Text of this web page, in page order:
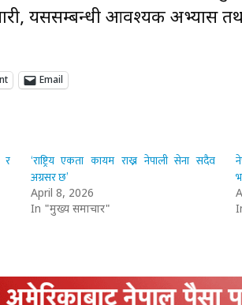
यससम्बन्धी आवश्यक अभ्यास तथा
Email
र
‘राष्ट्रिय एकता कायम राख्न नेपाली सेना सदैव
अग्रसर छ’
April 8, 2026
In "मुख्य समाचार"